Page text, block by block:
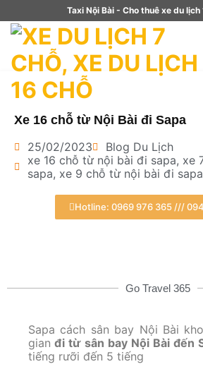
Taxi Nội Bài - Cho thuê xe du
Xe 16 chỗ từ Nội Bài đi Sapa
25/02/2023
Blog Du Lịch
xe 16 chỗ từ nội bài đi sapa, xe
sapa, xe 9 chỗ từ nội bài đi sapa
Hotline: 0969 976 365 ///
Go Travel 365
Sapa cách sân bay Nội Bài
gian đi từ sân bay Nội Bài đến
tiếng rưỡi đến 5 tiếng